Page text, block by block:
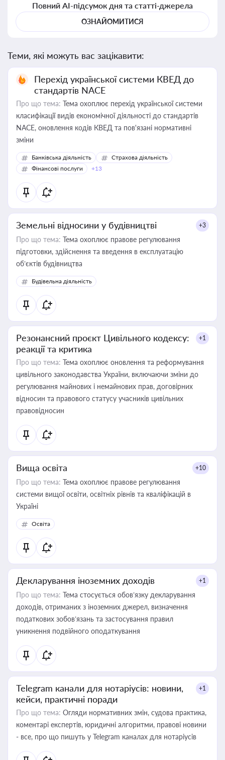
Повний AI-підсумок дня та статті-джерела
ОЗНАЙОМИТИСЯ
Теми, які можуть вас зацікавити:
Перехід української системи КВЕД до
стандартів NACE
Про що тема: Тема охоплює перехід української системи
класифікації видів економічної діяльності до стандартів
NACE, оновлення кодів КВЕД та пов'язані нормативні
зміни
Банківська діяльність
Страхова діяльність
Фінансові послуги
+13
Земельні відносини у будівництві +3
Про що тема: Тема охоплює правове регулювання
підготовки, здійснення та введення в експлуатацію
об’єктів будівництва
Будівельна діяльність
Резонансний проєкт Цивільного кодексу:
реакції та критика
+1
Про що тема: Тема охоплює оновлення та реформування
цивільного законодавства України, включаючи зміни до
регулювання майнових і немайнових прав, договірних
відносин та правового статусу учасників цивільних
правовідносин
Вища освіта +10
Про що тема: Тема охоплює правове регулювання
системи вищої освіти, освітніх рівнів та кваліфікацій в
Україні
Освіта
Декларування іноземних доходів +1
Про що тема: Тема стосується обов’язку декларування
доходів, отриманих з іноземних джерел, визначення
податкових зобов’язань та застосування правил
уникнення подвійного оподаткування
Telegram канали для нотаріусів: новини,
кейси, практичні поради
+1
Про що тема: Огляди нормативних змін, судова практика,
коментарі експертів, юридичні алгоритми, правові новини
- все, про що пишуть у Telegram каналах для нотаріусів